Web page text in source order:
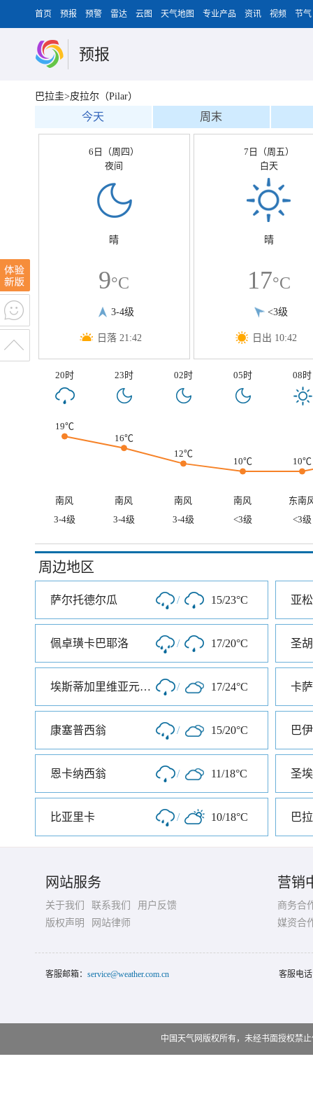
首页 预报 预警 雷达 云图 天气地图 专业产品 资讯 视频 节气
预报
巴拉圭>皮拉尔（Pilar）
今天 周末
6日（周四）
夜间
晴
9°C
3-4级
日落 21:42
7日（周五）
白天
晴
17°C
<3级
日出 10:42
20时 23时 02时 05时 08时
19℃
16℃
12℃
10℃ 10℃
南风 南风 南风 南风
东南
3-4级
3-4级 3-4级 <3级 <3级
周边地区
萨尔托德尔瓜 / 15/23°C 亚
佩卓璜卡巴耶洛 / 17/20°C 圣
埃斯蒂加里维亚元帅镇 / 17/24°C 卡
康塞普西翁 / 15/20°C 巴
恩卡纳西翁 / 11/18°C 圣
比亚里卡 / 10/18°C 巴
网站服务
关于我们 联系我们
用户反馈
版权声明
网站律师
营销
商务合
媒资合
客服邮箱： service@weather.com.cn 客服电
中国天气网版权所有，未经书面授权